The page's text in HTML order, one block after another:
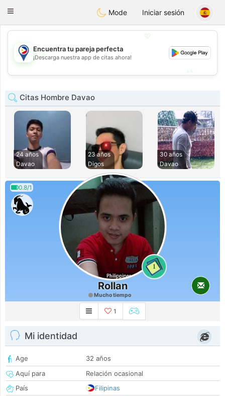
Philippines Chat
Toggle
Mode Iniciar sesión
💖
💕
Encuentra tu pareja perfecta
¡Descarga nuestra app de citas ahora!
Citas Hombre Davao
24 años
Davao
23 años
Digos
30 años
Davao
0.8/1
1
Rollan
Mucho tiempo
1
Mi identidad
Age
32 años
Aquí para
Relación ocasional
País
Filipinas